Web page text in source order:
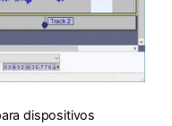
dispositivos